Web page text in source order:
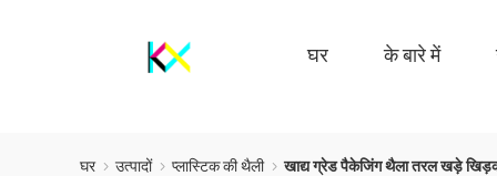
घर के बारे में
घर उत्पादों प्लास्टिक की थैली खाद्य ग्रेड पैकेजिंग थैला तरल खड़े